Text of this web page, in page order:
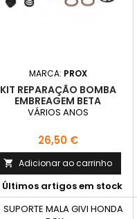
MARCA: PROX
KIT REPARAÇÃO BOMBA
EMBREAGEM BETA
VÁRIOS ANOS
Preço
26,50 €
 Adicionar ao carrinho
Últimos artigos em stock